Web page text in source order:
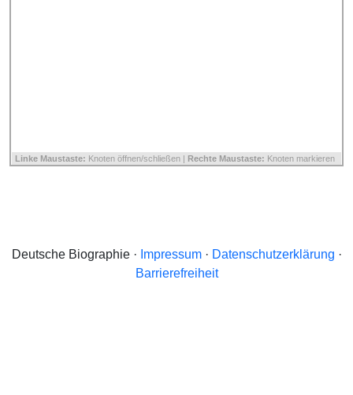
Linke Maustaste: Knoten öffnen/schließen | Rechte Maustaste: Knoten markieren
Deutsche Biographie · Impressum· Datenschutzerklärung ·
Barrierefreiheit